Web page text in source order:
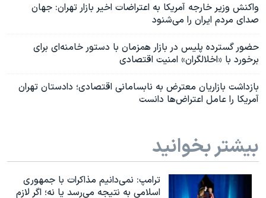
واکنش وزیر خارجه آمریکا به اعتراضات اخیر بازار تهران: جهان
صدای مردم ایران را می‌شنود
حضور گسترده پلیس در بازار همزمان با دستور خامنه‌ای برای
برخورد با «اخلالگران» امنیت اقتصادی
بازداشت بازاریان معترض به نابسامانی اقتصادی؛ دادستان تهران
آمریکا را عامل اعتراض‌ها دانست
بیشتر بخوانید
ترامپ: نمی‌دانیم مذاکرات با جمهوری
اسلامی به نتیجه می‌رسد یا نه؛ اگر لازم